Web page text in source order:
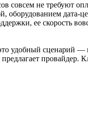
совсем не требуют
оборудованием
ее скорость
удобный сценарий —
провайдер.